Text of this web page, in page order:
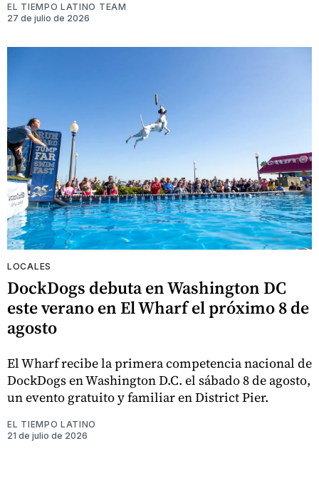
EL TIEMPO LATINO TEAM
27 de julio de 2026
LOCALES
DockDogs debuta en Washington DC
este verano en El Wharf el próximo 8 de
agosto
El Wharf recibe la primera competencia nacional de
DockDogs en Washington D.C. el sábado 8 de agosto,
un evento gratuito y familiar en District Pier.
EL TIEMPO LATINO
21 de julio de 2026